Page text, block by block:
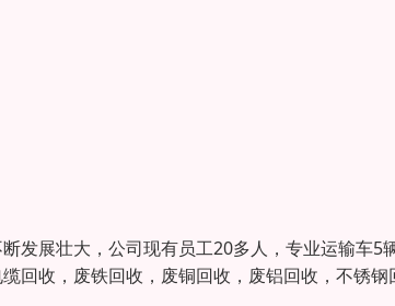
发展壮大，公司现有员工20多人，专业运输车5
回收，废铁回收，废铜回收，废铝回收，不锈钢